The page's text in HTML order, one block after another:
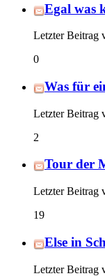
Egal was
Letzter Beitrag
0
Was für
Letzter Beitrag
2
Tour der
Letzter Beitrag
19
Else in
Letzter Beitrag